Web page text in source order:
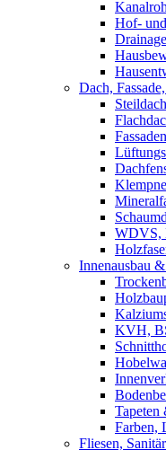
Hof-
Dach,
WDVS,
Innenausbau
KVH,
Farben,
Fliesen,